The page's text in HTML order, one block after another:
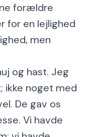
forældre
for en lejlighed
men
og hast. Jeg
ikke noget med
De gav os
Vi havde